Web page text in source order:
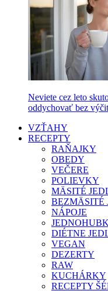
Neviete cez leto
oddychovať bez
VZŤAHY
RECEPTY
RAŇAJKY
OBEDY
VEČERE
POLIEVKY
MÄSITÉ
BEZMÄSITÉ
NÁPOJE
DIÉTNE
VEGAN
DEZERTY
RAW
KUCHÁRKY
RECEPTY